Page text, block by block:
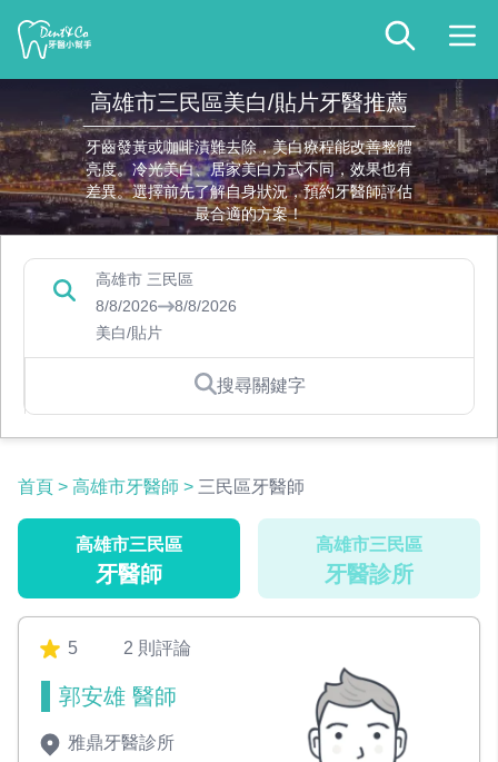
高雄市三民區美白/貼片牙醫推薦
牙齒發黃或咖啡漬難去除，美白療程能改善整體
亮度。冷光美白、居家美白方式不同，效果也有
差異。選擇前先了解自身狀況，預約牙醫師評估
最合適的方案！
高雄市 三民區
8/8/2026
8/8/2026
美白/貼片
搜尋關鍵字
首頁 > 高雄市牙醫師 > 三民區牙醫師
高雄市三民區
牙醫師
高雄市三民區
牙醫診所
5 2 則評論
郭安雄 醫師
雅鼎牙醫診所